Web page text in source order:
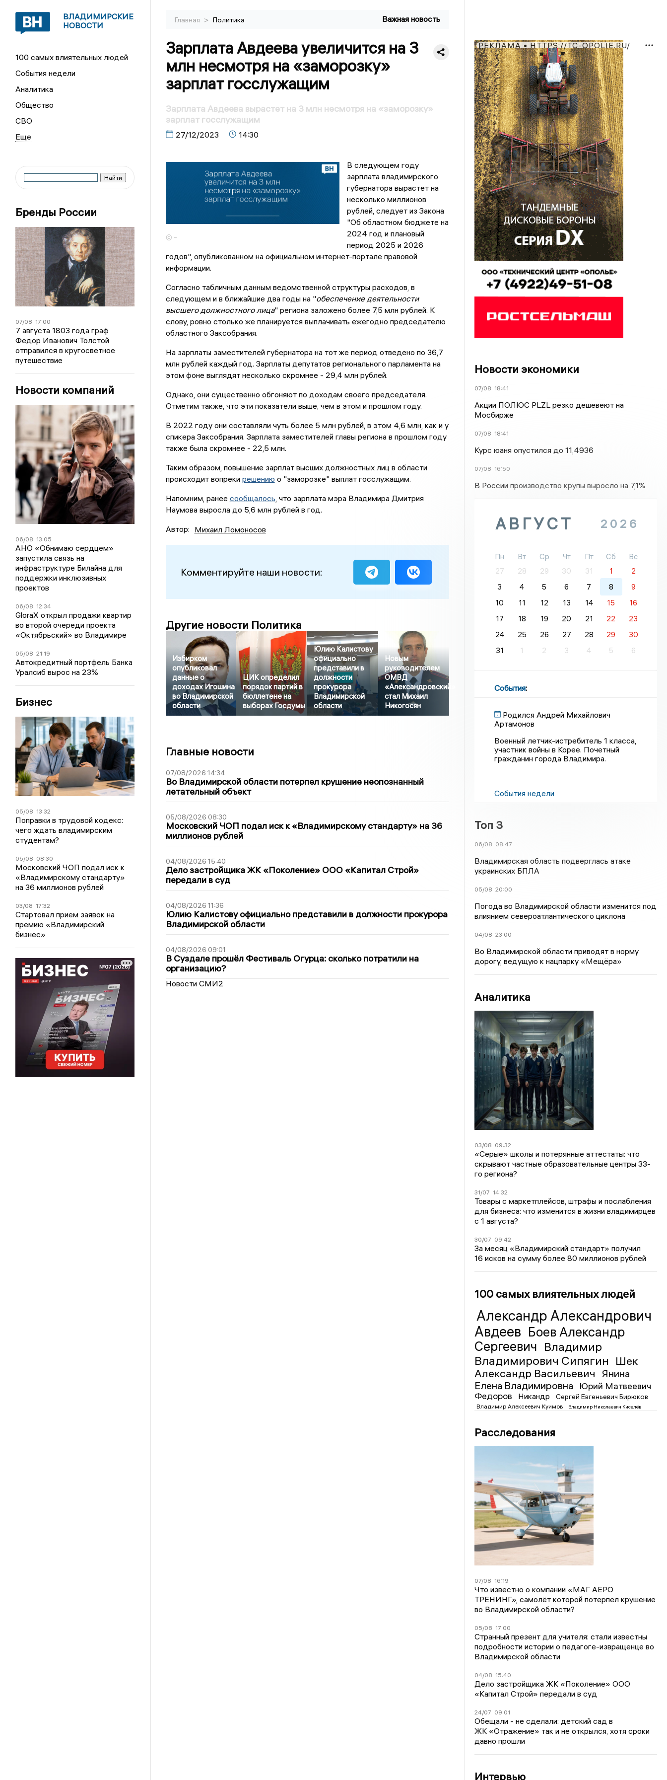
ВЛАДИМИРСКИЕ
НОВОСТИ
100 самых влиятельных людей
События недели
Аналитика
Общество
СВО
Бренды России
07/08 17:00
7 августа 1803 года граф
Федор Иванович Толстой
отправился в кругосветное
путешествие
Новости компаний
06/08 13:05
АНО «Обнимаю сердцем»
запустила связь на
инфраструктуре Билайна для
поддержки инклюзивных
проектов
06/08 12:34
GloraX открыл продажи квартир
во второй очереди проекта
«Октябрьский» во Владимире
05/08 21:19
Автокредитный портфель Банка
Уралсиб вырос на 23%
Бизнес
05/08 13:32
Поправки в трудовой кодекс:
чего ждать владимирским
студентам?
05/08 08:30
Московский ЧОП подал иск к
«Владимирскому стандарту»
на 36 миллионов рублей
03/08 17:32
Стартовал прием заявок на
премию «Владимирский
бизнес»
Главная > Политика Важная новость
Зарплата Авдеева увеличится на 3
млн несмотря на «заморозку»
зарплат госслужащим
Зарплата Авдеева вырастет на 3 млн несмотря на «заморозку»
зарплат госслужащим
27/12/2023 14:30
© -
В следующем году
зарплата владимирского
губернатора вырастет на
несколько миллионов
рублей, следует из Закона
"Об областном бюджете на
2024 год и плановый
период 2025 и 2026
годов", опубликованном на официальном интернет-портале правовой
информации.
Согласно табличным данным ведомственной структуры расходов, в
следующем и в ближайшие два годы на "обеспечение деятельности
высшего должностного лица" региона заложено более 7,5 млн рублей. К
слову, ровно столько же планируется выплачивать ежегодно председателю
областного Заксобрания.
На зарплаты заместителей губернатора на тот же период отведено по 36,7
млн рублей каждый год. Зарплаты депутатов регионального парламента на
этом фоне выглядят несколько скромнее - 29,4 млн рублей.
Однако, они существенно обгоняют по доходам своего председателя.
Отметим также, что эти показатели выше, чем в этом и прошлом году.
В 2022 году они составляли чуть более 5 млн рублей, в этом 4,6 млн, как и у
спикера Заксобрания. Зарплата заместителей главы региона в прошлом году
также была скромнее - 22,5 млн.
Таким образом, повышение зарплат высших должностных лиц в области
происходит вопреки решению о "заморозке" выплат госслужащим.
Напомним, ранее сообщалось, что зарплата мэра Владимира Дмитрия
Наумова выросла до 5,6 млн рублей в год.
Автор: Михаил Ломоносов
Комментируйте наши новости:
Другие новости Политика
Избирком
опубликовал
данные о
доходах Игошина
во Владимирской
области
ЦИК определил
порядок партий в
бюллетене на
выборах Госдумы
Юлию Калистову
официально
представили в
должности
прокурора
Владимирской
области
Новым
руководителем
ОМВД
«Александровский»
стал Михаил
Никогосян
Главные новости
07/08/2026 14:34
Во Владимирской области потерпел крушение неопознанный
летательный объект
05/08/2026 08:30
Московский ЧОП подал иск к «Владимирскому стандарту» на 36
миллионов рублей
04/08/2026 15:40
Дело застройщика ЖК «Поколение» ООО «Капитал Строй»
передали в суд
04/08/2026 11:36
Юлию Калистову официально представили в должности прокурора
Владимирской области
04/08/2026 09:01
В Суздале прошёл Фестиваль Огурца: сколько потратили на
организацию?
Новости СМИ2
РЕКЛАМА • HTTPS://TC-OPOLIE.RU/
Новости экономики
07/08 18:41
Акции ПОЛЮС PLZL резко дешевеют на
Мосбирже
07/08 18:41
Курс юаня опустился до 11,4936
07/08 16:50
В России производство крупы выросло на 7,1%
АВГУСТ 2026
Пн Вт Ср Чт Пт Сб
Вс
27
28 29 30 31 1
2
3
4 5 6 7 8
9
10
11 12 13 14 15
16
17
18 19 20 21 22
23
24
25 26 27 28 29
30
31
1 2 3 4 5 6
События:
Родился Андрей Михайлович
Артамонов
Военный летчик-истребитель 1 класса,
участник войны в Корее. Почетный
гражданин города Владимира.
События недели
Топ 3
06/08 08:47
Владимирская область подверглась атаке
украинских БПЛА
05/08 20:00
Погода во Владимирской области изменится под
влиянием североатлантического циклона
04/08 23:00
Во Владимирской области приводят в норму
дорогу, ведущую к нацпарку «Мещёра»
Аналитика
03/08 09:32
«Серые» школы и потерянные аттестаты: что
скрывают частные образовательные центры 33-
го региона?
31/07 14:32
Товары с маркетплейсов, штрафы и послабления
для бизнеса: что изменится в жизни владимирцев
с 1 августа?
30/07 09:42
За месяц «Владимирский стандарт» получил
16 исков на сумму более 80 миллионов рублей
100 самых влиятельных людей
Александр Александрович
Авдеев Боев Александр
Сергеевич Владимир
Владимирович Сипягин Шек
Александр Васильевич
Янина
Елена Владимировна
Юрий Матвеевич
Федоров
Никандр Сергей Евгеньевич Бирюков
Владимир Алексеевич Куимов Владимир Николаевич Киселёв
Расследования
07/08 16:19
Что известно о компании «МАГ АЕРО
ТРЕНИНГ», самолёт которой потерпел крушение
во Владимирской области?
05/08 17:00
Странный презент для учителя: стали известны
подробности истории о педагоге-извращенце во
Владимирской области
04/08 15:40
Дело застройщика ЖК «Поколение» ООО
«Капитал Строй» передали в суд
24/07 09:01
Обещали - не сделали: детский сад в
ЖК «Отражение» так и не открылся, хотя сроки
давно прошли
Интервью